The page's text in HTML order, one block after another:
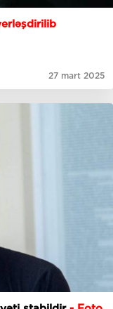
27 mart 2025